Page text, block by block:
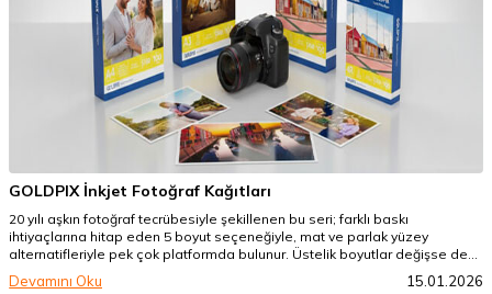
GOLDPIX İnkjet Fotoğraf Kağıtları
20 yılı aşkın fotoğraf tecrübesiyle şekillenen bu seri; farklı baskı
ihtiyaçlarına hitap eden 5 boyut seçeneğiyle, mat ve parlak yüzey
alternatifleriyle pek çok platformda bulunur. Üstelik boyutlar değişse de
ürünlerin kalite ve teknik özellikleri aynı çizgide ilerler.
Devamını Oku 15.01.2026